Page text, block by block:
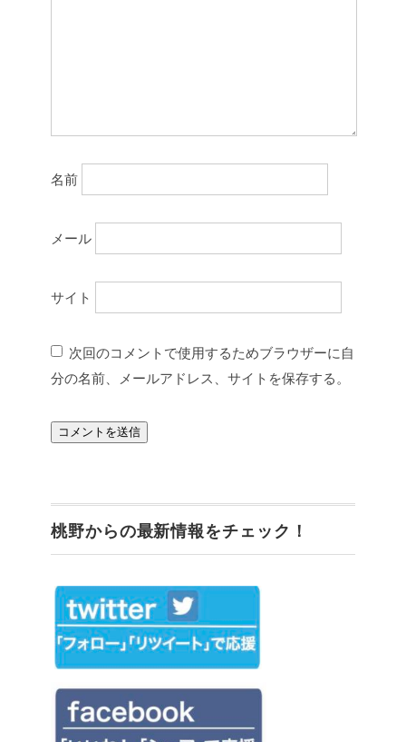
名前
メール
サイト
次回のコメントで使用するためブラウザーに自
分の名前、メールアドレス、サイトを保存する。
桃野からの最新情報をチェック！